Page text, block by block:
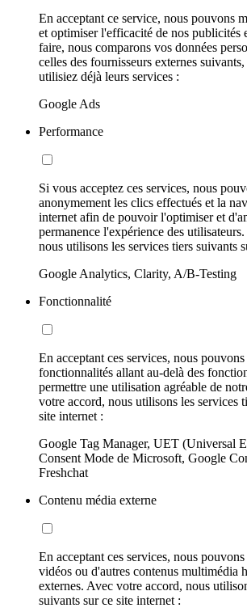
En acceptant ce service, nous pouvons
et optimiser l'efficacité de nos publicités
faire, nous comparons vos données
celles des fournisseurs externes
utilisiez déjà leurs services :
Google Ads
Performance
Si vous acceptez ces services, nous
anonymement les clics effectués et la
internet afin de pouvoir l'optimiser et
permanence l'expérience des
nous utilisons les services tiers suivants
Google Analytics, Clarity, A/B-Testing
Fonctionnalité
En acceptant ces services, nous
fonctionnalités allant au-delà des
permettre une utilisation agréable de
votre accord, nous utilisons les services
site internet :
Google Tag Manager, UET (Universal
Consent Mode de Microsoft, Google
Freshchat
Contenu média externe
En acceptant ces services, nous
vidéos ou d'autres contenus multimédia
externes. Avec votre accord, nous
suivants sur ce site internet :